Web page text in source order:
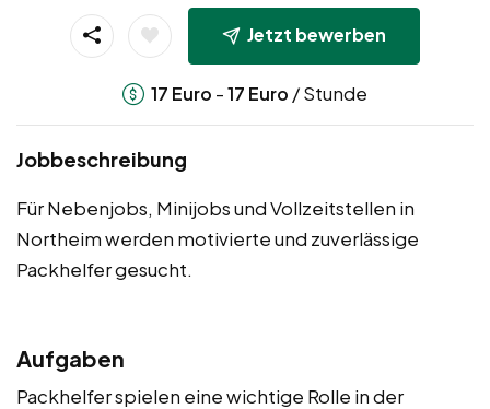
Jetzt bewerben
17 Euro -17 Euro / Stunde
Jobbeschreibung
Für Nebenjobs, Minijobs und Vollzeitstellen in
Northeim werden motivierte und zuverlässige
Packhelfer gesucht.
Aufgaben
Packhelfer spielen eine wichtige Rolle in der